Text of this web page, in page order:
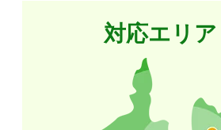
対応エリア